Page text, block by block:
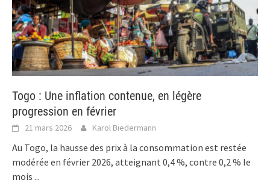
Togo : Une inflation contenue, en légère
progression en février
21 mars 2026 Karol Biedermann
Au Togo, la hausse des prix à la consommation est restée
modérée en février 2026, atteignant 0,4 %, contre 0,2 % le
mois ...